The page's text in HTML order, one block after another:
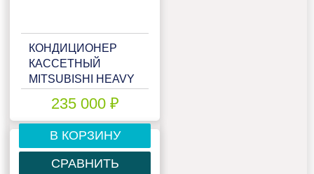
КОНДИЦИОНЕР
КАССЕТНЫЙ
MITSUBISHI HEAVY
235 000 ₽
В КОРЗИНУ
СРАВНИТЬ